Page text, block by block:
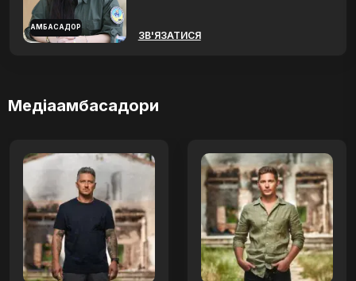
АМБАСАДОР
ЗВ'ЯЗАТИСЯ
Медіаамбасадори